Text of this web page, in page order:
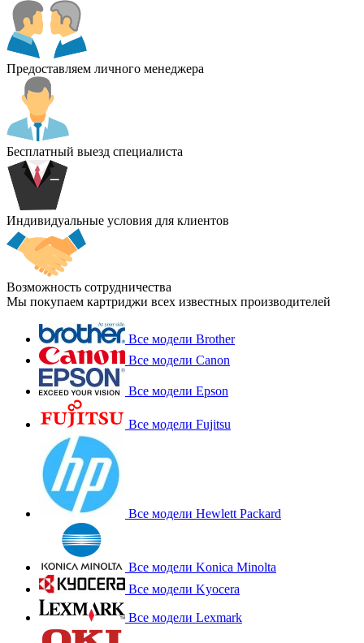
Предоставляем личного менеджера
Бесплатный выезд специалиста
Индивидуальные условия для клиентов
Возможность сотрудничества
Мы покупаем картриджи всех известных производителей
Все модели Brother
Все модели Canon
Все модели Epson
Все модели Fujitsu
Все модели Hewlett Packard
Все модели Konica Minolta
Все модели Kyocera
Все модели Lexmark